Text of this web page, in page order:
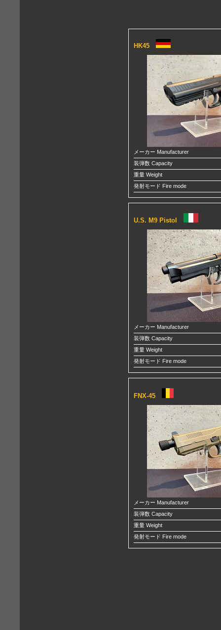
HK45
メーカー Manufacturer
装弾数 Capacity
重量 Weight
発射モード Fire mode
U.S. M9 Pistol
メーカー Manufacturer
装弾数 Capacity
重量 Weight
発射モード Fire mode
FNX-45
メーカー Manufacturer
装弾数 Capacity
重量 Weight
発射モード Fire mode